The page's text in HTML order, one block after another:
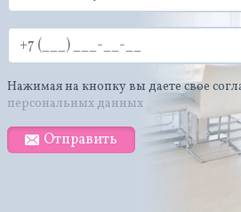
Нажимая на кнопку вы даете свое
персональных данных
Отправить